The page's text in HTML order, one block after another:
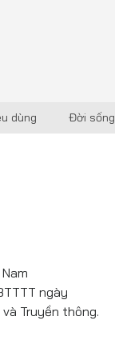
dùng Đời sống
ngày
Truyền thông.